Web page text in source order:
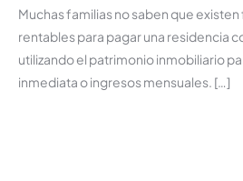
Muchas familias no saben que
rentables para pagar una residencia
utilizando el patrimonio inmobiliario
inmediata o ingresos mensuales. […]